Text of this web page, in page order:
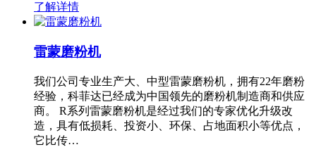
了解详情
雷蒙磨粉机
我们公司专业生产大、中型雷蒙磨粉机，拥有22年磨粉
经验，科菲达已经成为中国领先的磨粉机制造商和供应
商。 R系列雷蒙磨粉机是经过我们的专家优化升级改
造，具有低损耗、投资小、环保、占地面积小等优点，
它比传…